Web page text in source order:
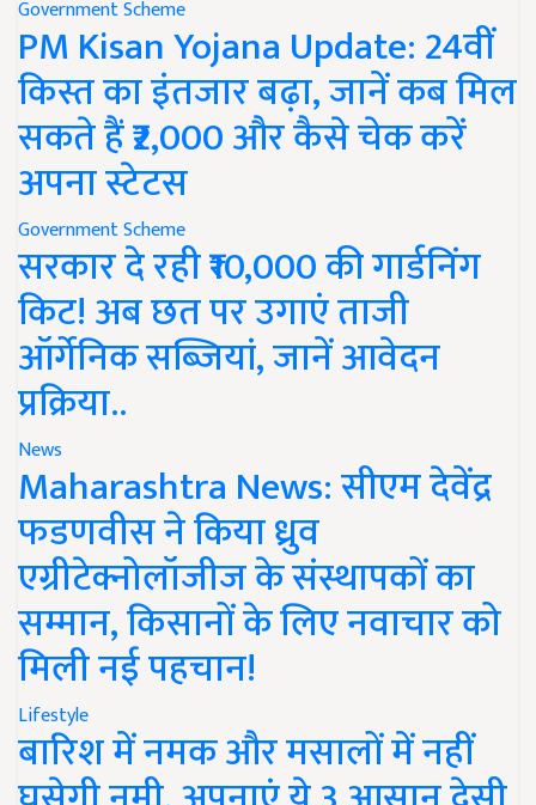
Government Scheme
PM Kisan Yojana Update: 24वीं
किस्त का इंतजार बढ़ा, जानें कब मिल
सकते हैं ₹2,000 और कैसे चेक करें
अपना स्टेटस
Government Scheme
सरकार दे रही ₹10,000 की गार्डनिंग
किट! अब छत पर उगाएं ताजी
ऑर्गेनिक सब्जियां, जानें आवेदन
प्रक्रिया..
News
Maharashtra News: सीएम देवेंद्र
फडणवीस ने किया ध्रुव
एग्रीटेक्नोलॉजीज के संस्थापकों का
सम्मान, किसानों के लिए नवाचार को
मिली नई पहचान!
Lifestyle
बारिश में नमक और मसालों में नहीं